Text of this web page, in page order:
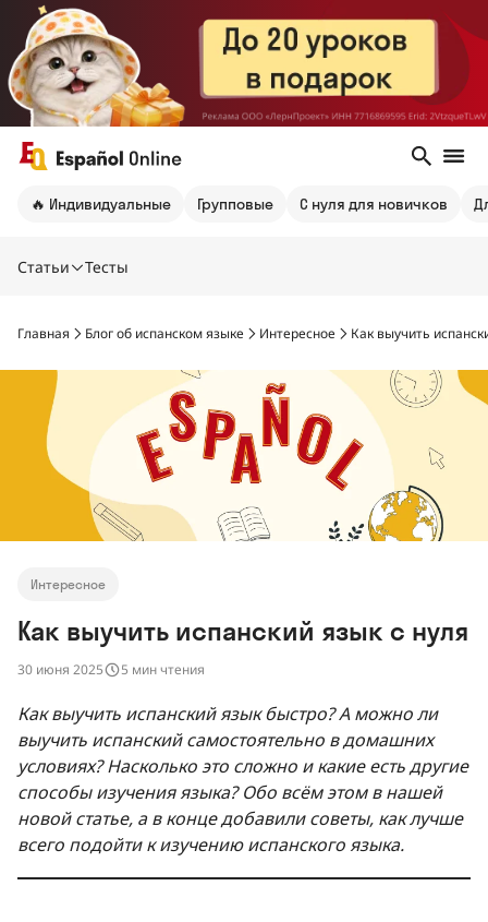
🔥 Индивидуальные Групповые С нуля для новичков
Статьи Тесты
Главная Блог об испанском языке Интересное Как выучить
Интересное
Как выучить испанский язык с нуля
30 июня 2025 5 мин чтения
Как выучить испанский язык быстро? А можно ли
выучить испанский самостоятельно в домашних
условиях? Насколько это сложно и какие есть другие
способы изучения языка? Обо всём этом в нашей
новой статье, а в конце добавили советы, как лучше
всего подойти к изучению испанского языка.